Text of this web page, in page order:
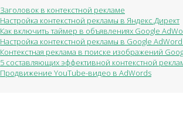
Заголовок в контекстной рекламе
Настройка контекстной рекламы в Яндекс.Директ
Как включить таймер в объявлениях Google
Настройка контекстной рекламы в Google
Контекстная реклама в поиске изображений
5 составляющих эффективной контекстной
Продвижение YouTube-видео в AdWords